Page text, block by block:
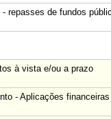
repasses de fundos
à vista e/ou a prazo
- Aplicações